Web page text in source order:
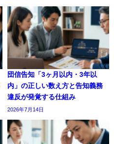
団信告知「3ヶ月以内・3年以
内」の正しい数え方と告知義務
違反が発覚する仕組み
2026年7月14日